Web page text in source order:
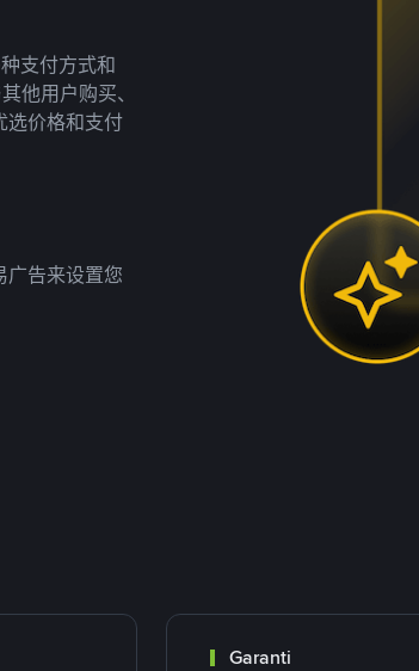
支付方式和
他用户购买、
选价格和支付
广告来设置您
Garanti